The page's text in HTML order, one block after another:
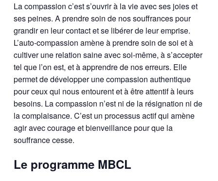
La compassion c’est s’ouvrir à la vie avec ses joies et
ses peines. A prendre soin de nos souffrances pour
grandir en leur contact et se libérer de leur emprise.
L’auto-compassion amène à prendre soin de soi et à
cultiver une relation saine avec soi-même, à s’accepter
tel que l’on est, et à apprendre de nos erreurs. Elle
permet de développer une compassion authentique
pour ceux qui nous entourent et à être attentif à leurs
besoins. La compassion n’est ni de la résignation ni de
la complaisance. C’est un processus actif qui amène
agir avec courage et bienveillance pour que la
souffrance cesse.
Le programme MBCL